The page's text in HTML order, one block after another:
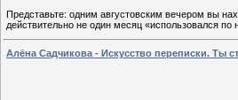
Представьте: одним августовским вечером вы
действительно не один месяц «использовался по
Алёна Садчикова - Искусство переписки. Ты